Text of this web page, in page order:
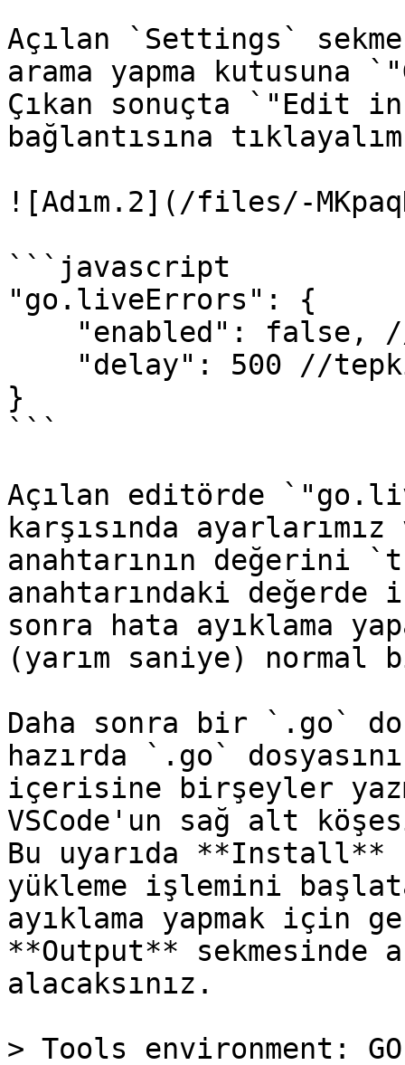
Açılan `Settings`
arama yapma kutusuna
Çıkan sonuçta `"Edit
bağlantısına
![Adım.2](/files/-
```javascript
"go.liveErrors": {
}
```
Açılan editörde
karşısında
anahtarının değerini
anahtarındaki değerde
sonra hata ayıklama
(yarım saniye) normal
Daha sonra bir `.go`
hazırda `.go`
içerisine birşeyler
VSCode'un sağ alt
Bu uyarıda **Install**
yükleme işlemini
ayıklama yapmak için
**Output** sekmesinde
alacaksınız.
> Tools environment: